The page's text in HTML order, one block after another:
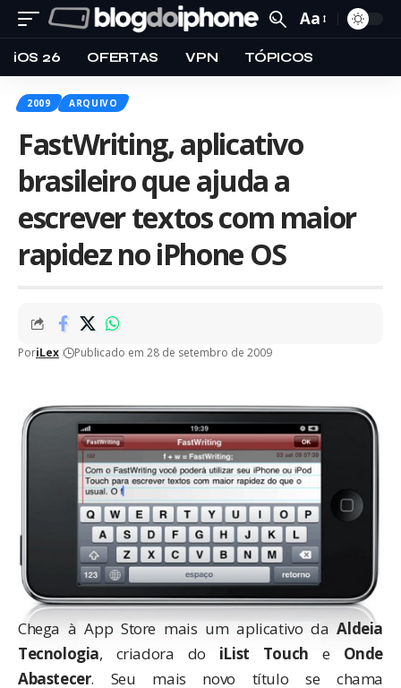
Aa
iOS 26 OFERTAS VPN TÓPICOS
2009 ARQUIVO
FastWriting, aplicativo
brasileiro que ajuda a
escrever textos com maior
rapidez no iPhone OS
PoriLex Publicado em 28 de setembro de 2009
Chega à App Store mais um aplicativo daAldeia
Tecnologia, criadora do iList Touch e Onde
Abastecer. Seu mais novo título se chama